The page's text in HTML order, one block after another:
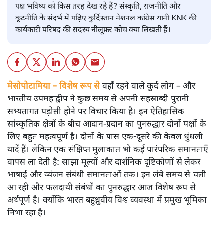
पक्ष भविष्य को किस तरह देख रहे हैं? संस्कृति, राजनीति और
कूटनीति के संदर्भ में पढ़िए कुर्दिस्तान नेशनल कांग्रेस यानी KNK की
कार्यकारी परिषद की सदस्य नीलूफ़र कोच क्या लिखती हैं।
मेसोपोटामिया – विशेष रूप सेवहाँ रहने वाले कुर्द लोग – और
भारतीय उपमहाद्वीप ने कुछ समय से अपनी सहस्राब्दी पुरानी
सभ्यतागत पड़ोसी होने पर विचार किया है। इन ऐतिहासिक
सांस्कृतिक क्षेत्रों के बीच आदान-प्रदान का पुनरुद्धार दोनों पक्षों के
लिए बहुत महत्वपूर्ण है। दोनों के पास एक-दूसरे की केवल धुंधली
यादें हैं। लेकिन एक संक्षिप्त मुलाकात भी कई पारंपरिक समानताएँ
वापस ला देती है: साझा मूल्यों और दार्शनिक दृष्टिकोणों से लेकर
भाषाई और व्यंजन संबंधी समानताओं तक। इन लंबे समय से चली
आ रही और फलदायी संबंधों का पुनरुद्धार आज विशेष रूप से
अर्थपूर्ण है। क्योंकि भारत बहुध्रुवीय विश्व व्यवस्था में प्रमुख भूमिका
निभा रहा है।